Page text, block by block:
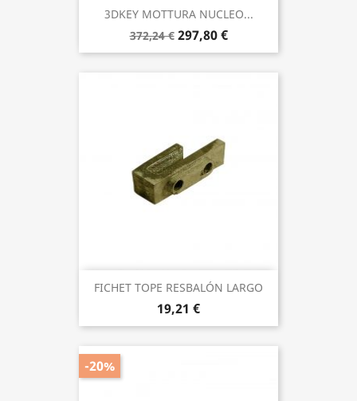
3DKEY MOTTURA NUCLEO...
372,24 € 297,80 €
FICHET TOPE RESBALÓN LARGO
19,21 €
-20%